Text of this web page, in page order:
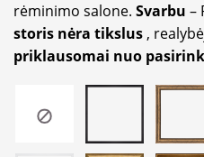
rėminimo salone. Svarbu –
storis nėra tikslus ,
priklausomai nuo